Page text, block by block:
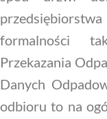
formalności
Przekazania
Danych
odbioru to na